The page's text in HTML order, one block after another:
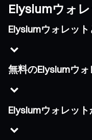
Elysiumウォ
Elysiumウォレッ
無料のElysiumウ
Elysiumウォレッ